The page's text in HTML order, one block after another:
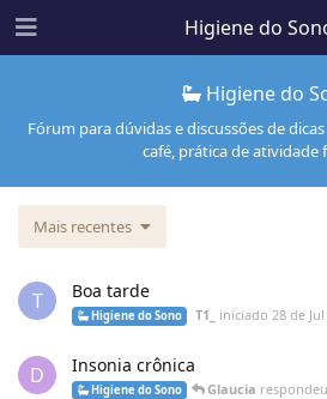
Higiene do
Fórum para dúvidas e discussões de
café, prática de atividade
Higiene do
Mais recentes
T Boa tarde
Higiene do Sono T1_ iniciado28 de
D Insonia crônica
Higiene do Sono Glaucia respondeu